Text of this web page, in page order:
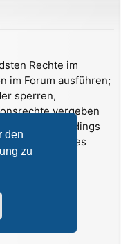
den
zu
Rechte im
im Forum ausführen;
sperren,
vergeben
hat, sind allerdings
ein Gründer des
erteilt hat.